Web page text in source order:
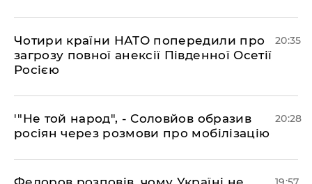
​Чотири країни НАТО попередили про
загрозу повної анексії Південної Осетії
Росією
20:35
​'"Не той народ", - Соловйов образив
росіян через розмови про мобілізацію
20:28